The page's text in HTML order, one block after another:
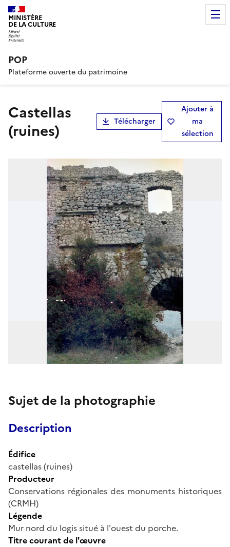
MINISTÈRE
DE LA CULTURE
POP
Plateforme ouverte du patrimoine
castellas
(ruines)
Télécharger
Ajouter à
ma
sélection
Sujet de la photographie
Description
Édifice
castellas (ruines)
Producteur
Conservations régionales des monuments historiques
(CRMH)
Légende
Mur nord du logis situé à l'ouest du porche.
Titre courant de l'œuvre